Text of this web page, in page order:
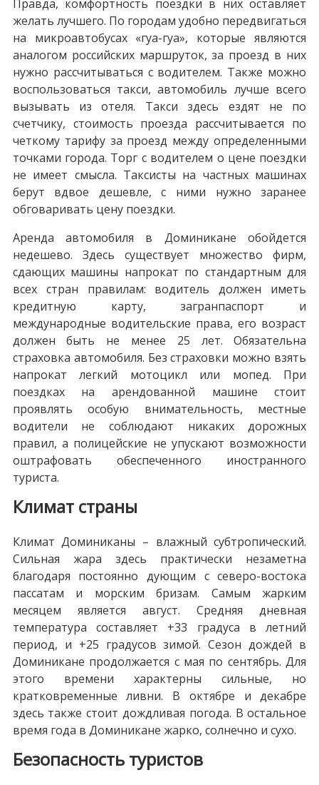
Правда, комфортность поездки в них оставляет
желать лучшего. По городам удобно передвигаться
на микроавтобусах «гуа-гуа», которые являются
аналогом российских маршруток, за проезд в них
нужно рассчитываться с водителем. Также можно
воспользоваться такси, автомобиль лучше всего
вызывать из отеля. Такси здесь ездят не по
счетчику, стоимость проезда рассчитывается по
четкому тарифу за проезд между определенными
точками города. Торг с водителем о цене поездки
не имеет смысла. Таксисты на частных машинах
берут вдвое дешевле, с ними нужно заранее
обговаривать цену поездки.
Аренда автомобиля в Доминикане обойдется
недешево. Здесь существует множество фирм,
сдающих машины напрокат по стандартным для
всех стран правилам: водитель должен иметь
кредитную карту, загранпаспорт и
международные водительские права, его возраст
должен быть не менее 25 лет. Обязательна
страховка автомобиля. Без страховки можно взять
напрокат легкий мотоцикл или мопед. При
поездках на арендованной машине стоит
проявлять особую внимательность, местные
водители не соблюдают никаких дорожных
правил, а полицейские не упускают возможности
оштрафовать обеспеченного иностранного
туриста.
Климат страны
Климат Доминиканы – влажный субтропический.
Сильная жара здесь практически незаметна
благодаря постоянно дующим с северо-востока
пассатам и морским бризам. Самым жарким
месяцем является август. Средняя дневная
температура составляет +33 градуса в летний
период, и +25 градусов зимой. Сезон дождей в
Доминикане продолжается с мая по сентябрь. Для
этого времени характерны сильные, но
кратковременные ливни. В октябре и декабре
здесь также стоит дождливая погода. В остальное
время года в Доминикане жарко, солнечно и сухо.
Безопасность туристов